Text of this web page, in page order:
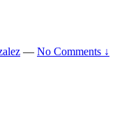
— No Comments ↓